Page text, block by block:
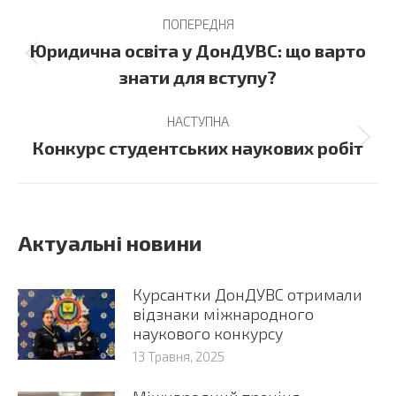
navigation
ПОПЕРЕДНЯ
Previous
post:
Юридична освіта у ДонДУВС: що варто
знати для вступу?
НАСТУПНА
Next
Конкурс студентських наукових робіт
Актуальні новини
Курсантки ДонДУВС отримали
відзнаки міжнародного
наукового конкурсу
13 Травня, 2025